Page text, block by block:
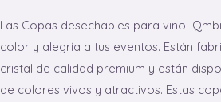
Las Copas desechables para vino
color y alegría a tus eventos. Están
cristal de calidad premium y están
de colores vivos y atractivos. Estas